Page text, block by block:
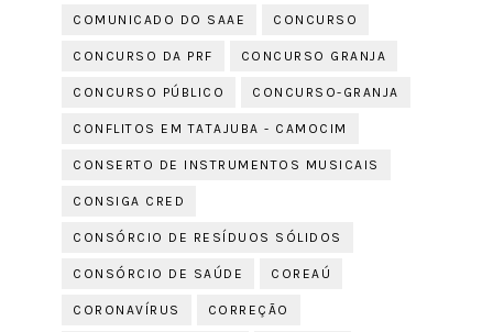
COMUNICADO DO SAAE CONCURSO
CONCURSO DA PRF CONCURSO GRANJA
CONCURSO PÚBLICO CONCURSO-GRANJA
CONFLITOS EM TATAJUBA - CAMOCIM
CONSERTO DE INSTRUMENTOS MUSICAIS
CONSIGA CRED
CONSÓRCIO DE RESÍDUOS SÓLIDOS
CONSÓRCIO DE SAÚDE COREAÚ
CORONAVÍRUS CORREÇÃO